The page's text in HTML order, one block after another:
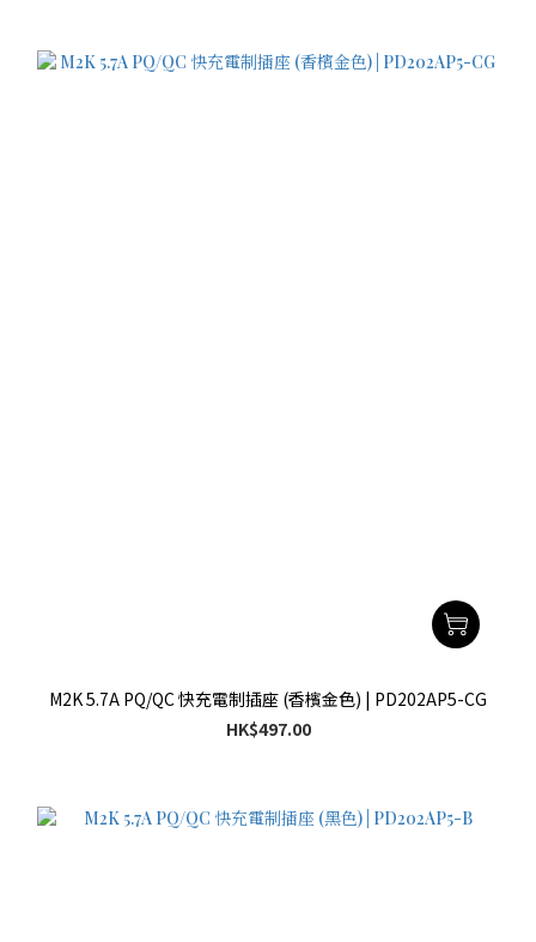
M2K 5.7A PQ/QC 快充電制插座 (香檳金色) | PD202AP5-CG
HK$497.00